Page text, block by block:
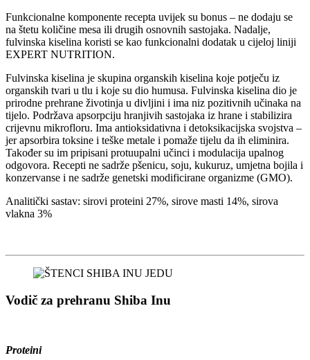
Funkcionalne komponente recepta uvijek su bonus – ne dodaju se
na štetu količine mesa ili drugih osnovnih sastojaka. Nadalje,
fulvinska kiselina koristi se kao funkcionalni dodatak u cijeloj liniji
EXPERT NUTRITION.
Fulvinska kiselina je skupina organskih kiselina koje potječu iz
organskih tvari u tlu i koje su dio humusa. Fulvinska kiselina dio je
prirodne prehrane životinja u divljini i ima niz pozitivnih učinaka na
tijelo. Podržava apsorpciju hranjivih sastojaka iz hrane i stabilizira
crijevnu mikrofloru. Ima antioksidativna i detoksikacijska svojstva –
jer apsorbira toksine i teške metale i pomaže tijelu da ih eliminira.
Također su im pripisani protuupalni učinci i modulacija upalnog
odgovora. Recepti ne sadrže pšenicu, soju, kukuruz, umjetna bojila i
konzervanse i ne sadrže genetski modificirane organizme (GMO).
Analitički sastav: sirovi proteini 27%, sirove masti 14%, sirova
vlakna 3%
Vodič za prehranu Shiba Inu
Proteini